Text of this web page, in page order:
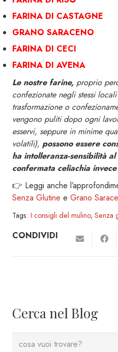
Cerca nel Blog
FARINA DI CASTAGNE
GRANO SARACENO
FARINA DI CECI
FARINA DI AVENA
Le nostre farine, proprio
confezionate negli stessi
trasformazione o
vengono puliti dopo ogni
esservi, seppure in minime
volatili), possono essere
ha intolleranza-sensibilità
confermata celiachia
👉 Leggi anche
Senza Glutine e Grano
Tags: I consigli del mulino, Senza
CONDIVIDI